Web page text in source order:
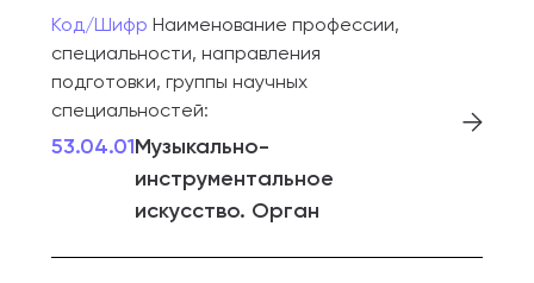
Код/Шифр Наименование профессии,
специальности, направления
подготовки, группы научных
специальностей:
53.04.01Музыкально-
инструментальное
искусство. Орган